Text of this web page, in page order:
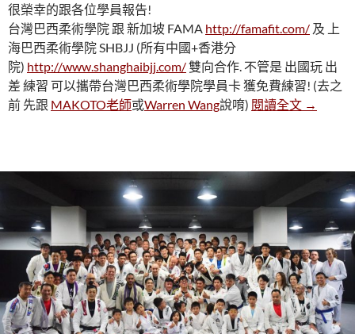
很榮幸的跟各位學員報告!
台灣巴西柔術學院 跟 新加坡 FAMA http://famafit.com/ 及 上
海巴西柔術學院 SHBJJ (所有中國+香港分
院) http://www.shanghaibjj.com/雙向合作. 不管是 出國玩 出
差 練習 可以攜帶台灣巴西柔術學院學員卡 獲免費練習! (去之
前 先跟 MAKOTO老師或Warren Wang說唷) 閱讀全文 合作夥伴
→